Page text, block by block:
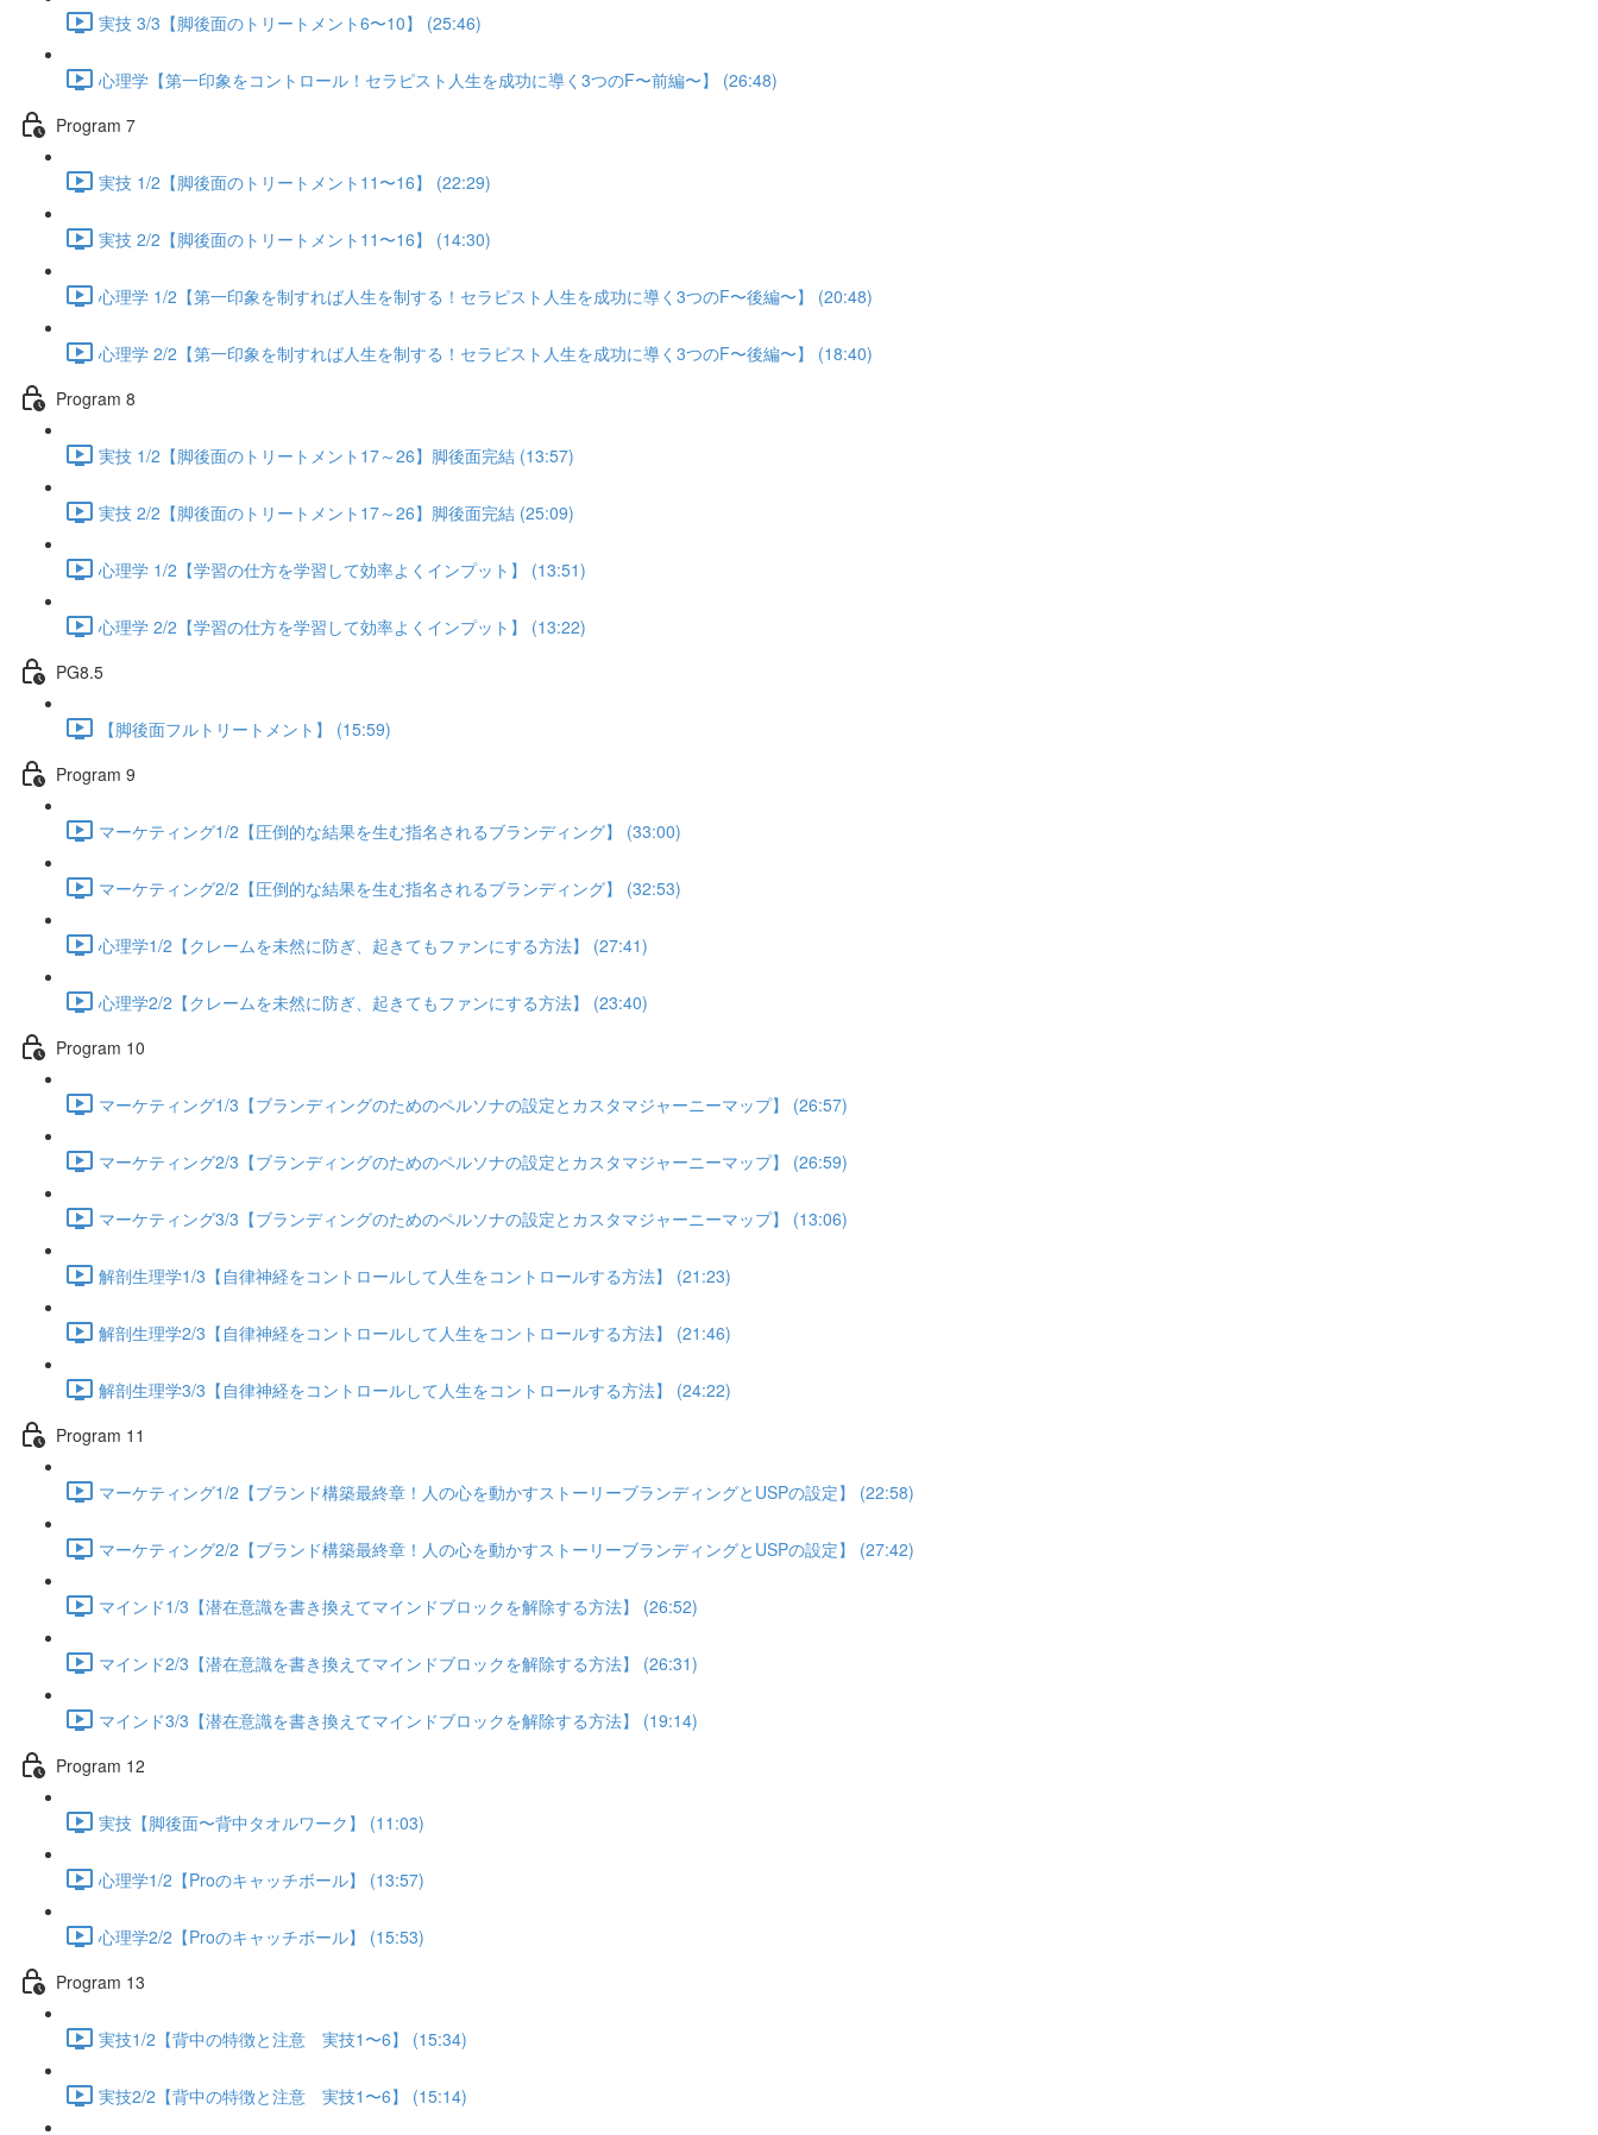
実技 3/3【脚後面のトリートメント6〜10】 (25:46)
心理学【第一印象をコントロール！セラピスト人生を成功に導く3つのF〜前編〜】 (26:48)
Program 7
実技 1/2【脚後面のトリートメント11〜16】 (22:29)
実技 2/2【脚後面のトリートメント11〜16】 (14:30)
心理学 1/2【第一印象を制すれば人生を制する！セラピスト人生を成功に導く3つのF〜後編〜】 (20:48)
心理学 2/2【第一印象を制すれば人生を制する！セラピスト人生を成功に導く3つのF〜後編〜】 (18:40)
Program 8
実技 1/2【脚後面のトリートメント17～26】脚後面完結 (13:57)
実技 2/2【脚後面のトリートメント17～26】脚後面完結 (25:09)
心理学 1/2【学習の仕方を学習して効率よくインプット】 (13:51)
心理学 2/2【学習の仕方を学習して効率よくインプット】 (13:22)
PG8.5
【脚後面フルトリートメント】 (15:59)
Program 9
マーケティング1/2【圧倒的な結果を生む指名されるブランディング】 (33:00)
マーケティング2/2【圧倒的な結果を生む指名されるブランディング】 (32:53)
心理学1/2【クレームを未然に防ぎ、起きてもファンにする方法】 (27:41)
心理学2/2【クレームを未然に防ぎ、起きてもファンにする方法】 (23:40)
Program 10
マーケティング1/3【ブランディングのためのペルソナの設定とカスタマジャーニーマップ】 (26:57)
マーケティング2/3【ブランディングのためのペルソナの設定とカスタマジャーニーマップ】 (26:59)
マーケティング3/3【ブランディングのためのペルソナの設定とカスタマジャーニーマップ】 (13:06)
解剖生理学1/3【自律神経をコントロールして人生をコントロールする方法】 (21:23)
解剖生理学2/3【自律神経をコントロールして人生をコントロールする方法】 (21:46)
解剖生理学3/3【自律神経をコントロールして人生をコントロールする方法】 (24:22)
Program 11
マーケティング1/2【ブランド構築最終章！人の心を動かすストーリーブランディングとUSPの設定】 (22:58)
マーケティング2/2【ブランド構築最終章！人の心を動かすストーリーブランディングとUSPの設定】 (27:42)
マインド1/3【潜在意識を書き換えてマインドブロックを解除する方法】 (26:52)
マインド2/3【潜在意識を書き換えてマインドブロックを解除する方法】 (26:31)
マインド3/3【潜在意識を書き換えてマインドブロックを解除する方法】 (19:14)
Program 12
実技【脚後面〜背中タオルワーク】 (11:03)
心理学1/2【Proのキャッチボール】 (13:57)
心理学2/2【Proのキャッチボール】 (15:53)
Program 13
実技1/2【背中の特徴と注意 実技1〜6】 (15:34)
実技2/2【背中の特徴と注意 実技1〜6】 (15:14)